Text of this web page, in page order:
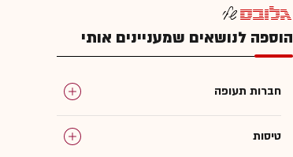
הוספה לנושאים שמעניינים אותי
חברות תעופה
טיסות